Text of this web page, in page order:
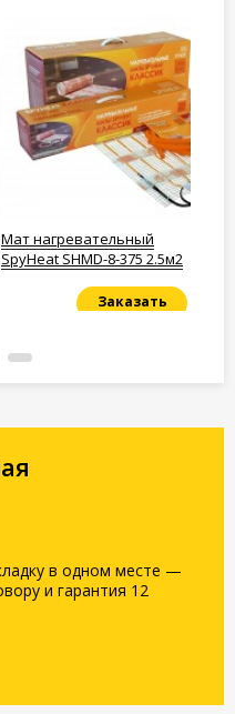
Мат нагревательный
SpyHeat SHMD-8-375 2.5м2
Заказать
в одном месте —
и гарантия 12